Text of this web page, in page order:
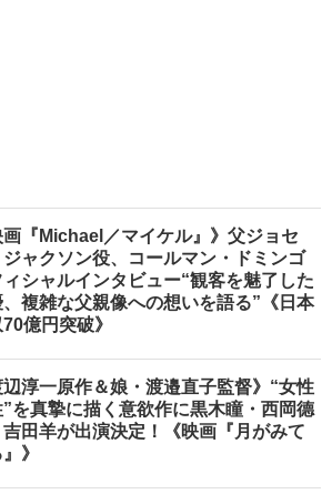
画『Michael／マイケル』》父ジョセ
ジャクソン役、コールマン・ドミンゴ
ィシャルインタビュー“観客を魅了した
複雑な父親像への想いを語る”《日本
億円突破》
辺淳一原作＆娘・渡邉直子監督》“女性
を真摯に描く意欲作に黒木瞳・西岡德
田羊が出演決定！《映画『月がみて
》